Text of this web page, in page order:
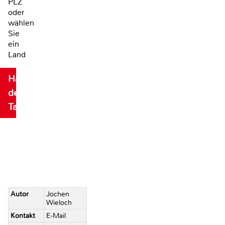
oder
wählen
Sie
ein
Land
Händler
des
Tages
Autor
Jochen
Wieloch
Kontakt
E-Mail